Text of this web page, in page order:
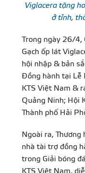
Viglacera tặng
ở tỉnh,
Trong ngày 26/4,
Gạch ốp lát
hội nhập & bản
Đồng hành tại Lễ
KTS Việt Nam &
Quảng Ninh; Hội
Thành phố Hải
Ngoài ra,
nhà tài trợ đồng
trong Giải bóng
KTS Việt Nam,